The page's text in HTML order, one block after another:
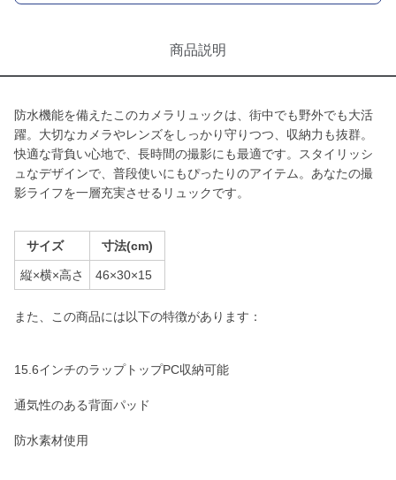
商品説明
防水機能を備えたこのカメラリュックは、街中でも野外でも大活
躍。大切なカメラやレンズをしっかり守りつつ、収納力も抜群。
快適な背負い心地で、長時間の撮影にも最適です。スタイリッシ
ュなデザインで、普段使いにもぴったりのアイテム。あなたの撮
影ライフを一層充実させるリュックです。
サイズ 寸法(cm)
縦×横×高さ 46×30×15
また、この商品には以下の特徴があります：
15.6インチのラップトップPC収納可能
通気性のある背面パッド
防水素材使用